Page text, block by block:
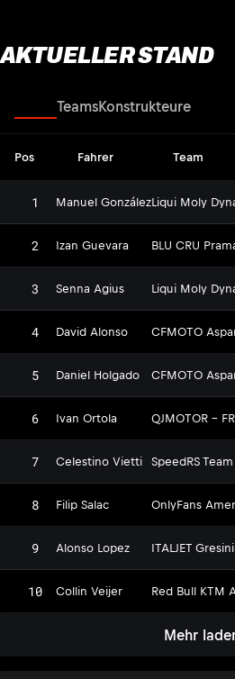
AKTUELLER STAND
TeamsKonstrukteure
Pos Fahrer Team
1 Manuel GonzálezLiqui Moly
2 Izan Guevara BLU CRU
3 Senna Agius Liqui Moly
4 David Alonso CFMOTO
5 Daniel Holgado CFMOTO
6 Ivan Ortola QJMOTOR -
7 Celestino Vietti SpeedRS Team
8 Filip Salac OnlyFans
9 Alonso Lopez ITALJET
10 Collin Veijer Red Bull KTM
Mehr